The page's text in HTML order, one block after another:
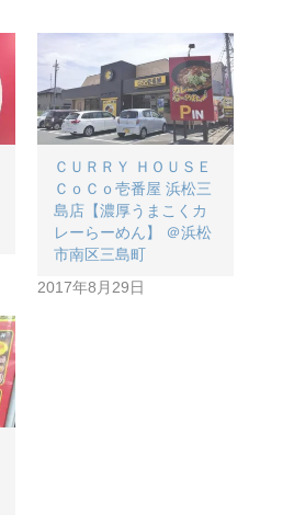
ＣＵＲＲＹ ＨＯＵＳＥ
ＣｏＣｏ壱番屋 浜松三
島店【濃厚うまこくカ
レーらーめん】 ＠浜松
市南区三島町
2017年8月29日